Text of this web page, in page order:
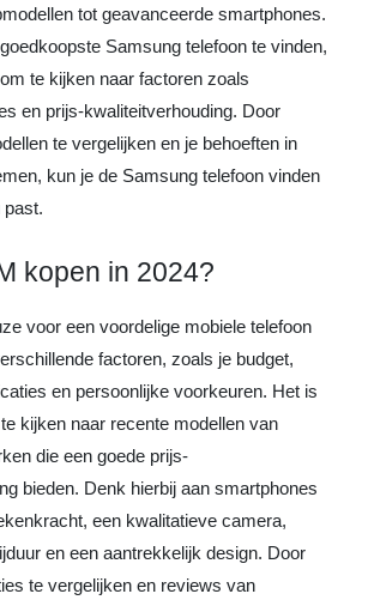
tot geavanceerde smartphones.
Samsung telefoon te vinden,
te kijken naar factoren zoals
en prijs-kwaliteitverhouding. Door
te vergelijken en je behoeften in
kun je de Samsung telefoon vinden
past.
kopen in 2024?
voor een voordelige mobiele telefoon
factoren, zoals je budget,
en persoonlijke voorkeuren. Het is
kijken naar recente modellen van
die een goede prijs-
bieden. Denk hierbij aan smartphones
een kwalitatieve camera,
en een aantrekkelijk design. Door
te vergelijken en reviews van